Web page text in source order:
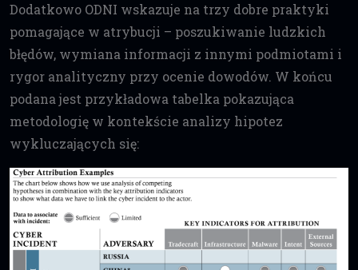
Dodatkowo ODNI wskazuje na trzy dobre praktyki
pomagające w atrybucji – poszukiwanie ludzkich
błędów, wymiana informacji z innymi podmiotami i
rygor analityczny przy ocenie dowodów. W końcu
podana jest przykładowa tabelka pokazująca
metodologię w kontekście analizy hipotez
wykluczających się: